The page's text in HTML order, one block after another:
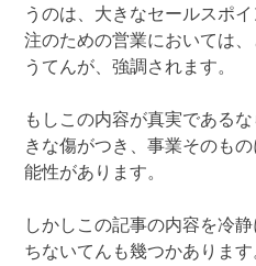
うのは、大きなセールスポ
注のための営業においては
うてんが、強調されます。
もしこの内容が真実である
きな傷がつき、事業そのも
能性があります。
しかしこの記事の内容を冷
ちないてんも幾つかあります